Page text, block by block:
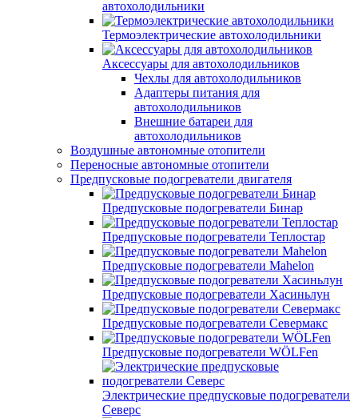
автохолодильники
Термоэлектрические автохолодильники
Аксессуары для автохолодильников
Чехлы для автохолодильников
Адаптеры питания для
автохолодильников
Внешние батареи для
автохолодильников
Воздушные автономные отопители
Переносные автономные отопители
Предпусковые подогреватели двигателя
Предпусковые подогреватели Бинар
Предпусковые подогреватели Теплостар
Предпусковые подогреватели Mahelon
Предпусковые подогреватели Хасиньлун
Предпусковые подогреватели Севермакс
Предпусковые подогреватели WÖLFen
Электрические предпусковые подогреватели
Северс